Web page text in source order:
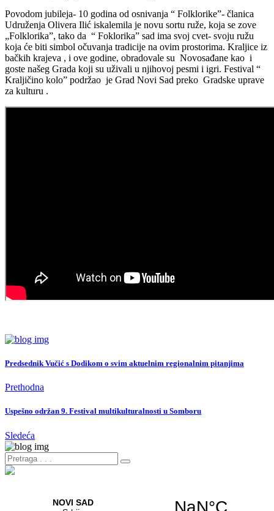
Povodom jubileja- 10 godina od osnivanja “ Folklorike”- članica
Udruženja Olivera Ilić iskalemila je novu sortu ruže, koja se zove
„Folklorika”, tako da “ Foklorika” sad ima svoj cvet- svoju ružu
koja će biti simbol očuvanja tradicije na ovim prostorima. Kraljice iz
bačkih krajeva , i ove godine, obradovale su Novosađane kao i
goste našeg Grada koji su uživali u njihovoj pesmi i igri. Festival “
Kraljičino kolo” podržao je Grad Novi Sad preko Gradske uprave
za kulturu .
Predsednik Vučić s Dodikom o svim aktuelnim regionalnim pitanjima
Prethodna
Uspešno održan 9. Festival multikulturalnosti u Somboru
Sledeća